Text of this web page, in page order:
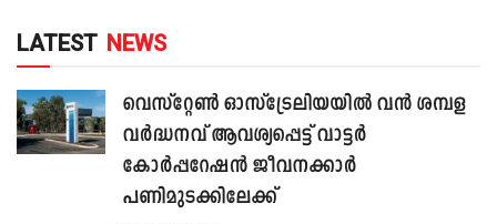
LATEST NEWS
വെസ്റ്റേൺ ഓസ്‌ട്രേലിയയിൽ വൻ ശമ്പള
വർദ്ധനവ് ആവശ്യപ്പെട്ട് വാട്ടർ
കോർപ്പറേഷൻ ജീവനക്കാർ
പണിമുടക്കിലേക്ക്